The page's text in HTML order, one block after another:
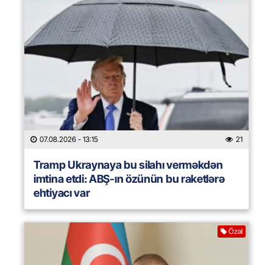
07.08.2026 - 13:15 21
Tramp Ukraynaya bu silahı verməkdən
imtina etdi: ABŞ-ın özünün bu raketlərə
ehtiyacı var
Özəl